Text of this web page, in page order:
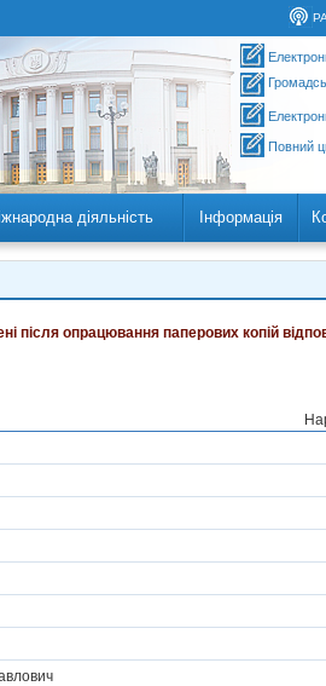
Повний
діяльність Інформація
після опрацювання паперових копій